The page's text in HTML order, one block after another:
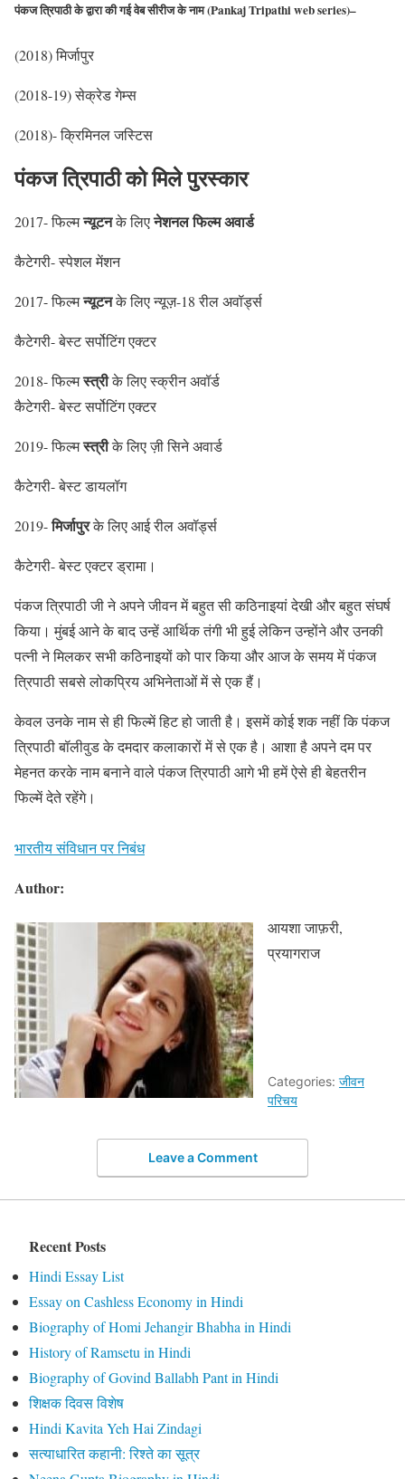
पंकज त्रिपाठीके द्वारा की गई वेब सीरीज के नाम (Pankaj Tripathi web series)–
(2018) मिर्जापुर
(2018-19) सेक्रेड गेम्स
(2018)- क्रिमिनल जस्टिस
पंकज त्रिपाठी को मिले पुरस्कार
2017- फिल्मन्यूटनके लिएनेशनल फिल्म अवार्ड
कैटेगरी- स्पेशल मेंशन
2017- फिल्मन्यूटनके लिए न्यूज़-18 रील अवॉर्ड्स
कैटेगरी- बेस्ट सर्पोटिंग एक्टर
2018- फिल्मस्त्रीके लिए स्क्रीन अवॉर्ड
कैटेगरी- बेस्ट सर्पोटिंग एक्टर
2019- फिल्मस्त्रीके लिए ज़ी सिने अवार्ड
कैटेगरी- बेस्ट डायलॉग
2019-मिर्जापुरके लिए आई रील अवॉर्ड्स
कैटेगरी- बेस्ट एक्टर ड्रामा।
पंकज त्रिपाठी जी ने अपने जीवन में बहुत सी कठिनाइयां देखी और बहुत संघर्ष
किया। मुंबई आने के बाद उन्हें आर्थिक तंगी भी हुई लेकिन उन्होंने और उनकी
पत्नी ने मिलकर सभी कठिनाइयों को पार किया और आज के समय में पंकज
त्रिपाठी सबसे लोकप्रिय अभिनेताओं में से एक हैं।
केवल उनके नाम से ही फिल्में हिट हो जाती है। इसमें कोई शक नहीं कि पंकज
त्रिपाठी बॉलीवुड के दमदार कलाकारों में से एक है। आशा है अपने दम पर
मेहनत करके नाम बनाने वाले पंकज त्रिपाठी आगे भी हमें ऐसे ही बेहतरीन
फिल्में देते रहेंगे।
भारतीय संविधान पर निबंध
Author:
आयशा जाफ़री,
प्रयागराज
Categories: जीवन
परिचय
Leave a Comment
Recent Posts
Hindi Essay List
Essay on Cashless Economy in Hindi
Biography of Homi Jehangir Bhabha in Hindi
History of Ramsetu in Hindi
Biography of Govind Ballabh Pant in Hindi
शिक्षक दिवस विशेष
Hindi Kavita Yeh Hai Zindagi
सत्याधारित कहानी: रिश्ते का सूत्र